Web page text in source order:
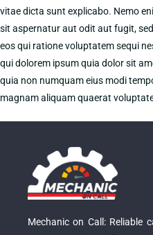
vitae dicta sunt explicabo. Nemo
sit aspernatur aut odit aut fugit,
eos qui ratione voluptatem sequi
qui dolorem ipsum quia dolor sit
quia non numquam eius modi
magnam aliquam quaerat
Mechanic on Call: Reliable